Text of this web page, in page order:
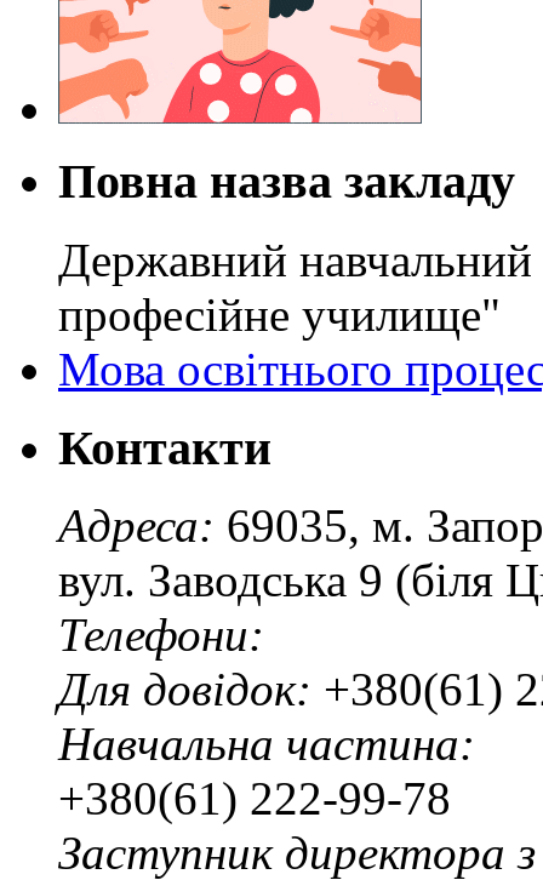
Повна назва закладу
Державний навчальний
професійне училище"
Мова освітнього
Контакти
Адреса: 69035, м.
вул. Заводська 9 (біля
Телефони:
Для довідок: +380(61)
Навчальна частина:
+380(61) 222-99-78
Заступник директора